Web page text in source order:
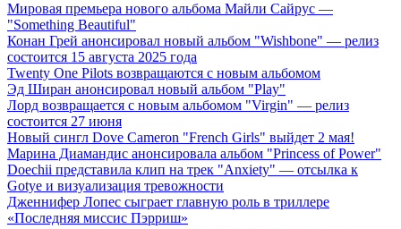
Мировая премьера нового альбома Майли Сайрус —
"Something Beautiful"
Конан Грей анонсировал новый альбом "Wishbone" — релиз
состоится 15 августа 2025 года
Twenty One Pilots возвращаются с новым альбомом
Эд Ширан анонсировал новый альбом "Play"
Лорд возвращается с новым альбомом "Virgin" — релиз
состоится 27 июня
Новый сингл Dove Cameron "French Girls" выйдет 2 мая!
Марина Диамандис анонсировала альбом "Princess of Power"
Doechii представила клип на трек "Anxiety" — отсылка к
Gotye и визуализация тревожности
Дженнифер Лопес сыграет главную роль в триллере
«Последняя миссис Пэрриш»